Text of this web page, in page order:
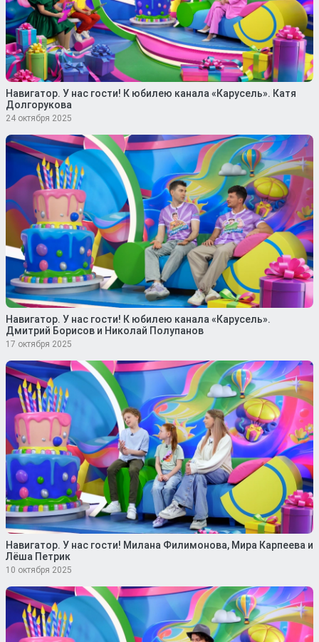
Навигатор. У нас гости! К юбилею канала «Карусель». Катя
Долгорукова
24 октября 2025
Навигатор. У нас гости! К юбилею канала «Карусель».
Дмитрий Борисов и Николай Полупанов
17 октября 2025
Навигатор. У нас гости! Милана Филимонова, Мира Карпеева и
Лёша Петрик
10 октября 2025